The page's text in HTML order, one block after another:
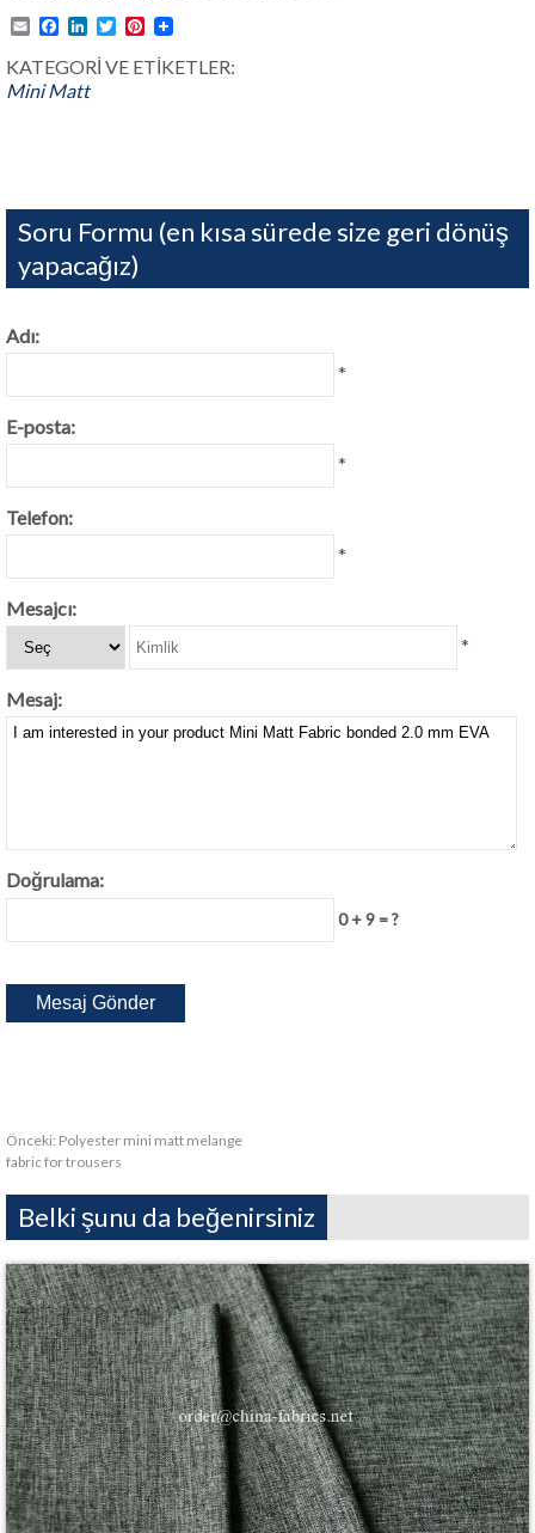
EmailFacebook
LinkedIn
TwitterPinterest
KATEGORİ VE ETİKETLER:
Mini Matt
Soru Formu (en kısa sürede size geri dönüş
yapacağız)
Adı:
*
E-posta:
*
Telefon:
*
Mesajcı:
*
Mesaj:
Doğrulama:
0 + 9 = ?
Önceki: Polyester mini matt melange
fabric for trousers
Belki şunu da beğenirsiniz